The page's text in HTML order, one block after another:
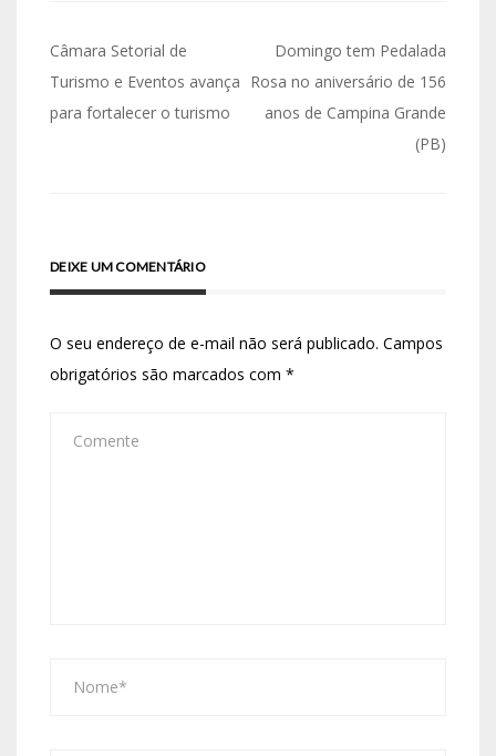
Câmara Setorial de
Turismo e Eventos avança
para fortalecer o turismo
Domingo tem Pedalada
Rosa no aniversário de 156
anos de Campina Grande
(PB)
DEIXE UM COMENTÁRIO
O seu endereço de e-mail não será publicado. Campos
obrigatórios são marcados com *